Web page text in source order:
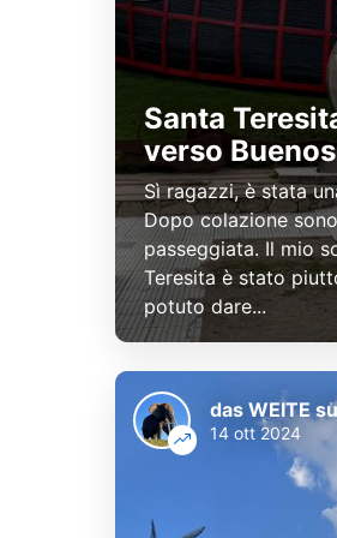
Santa
verso
Sì ragazzi, è stata
Dopo colazione
passeggiata. Il mio
Teresita è stato
potuto dare...
das WEITE
14 ott 2024